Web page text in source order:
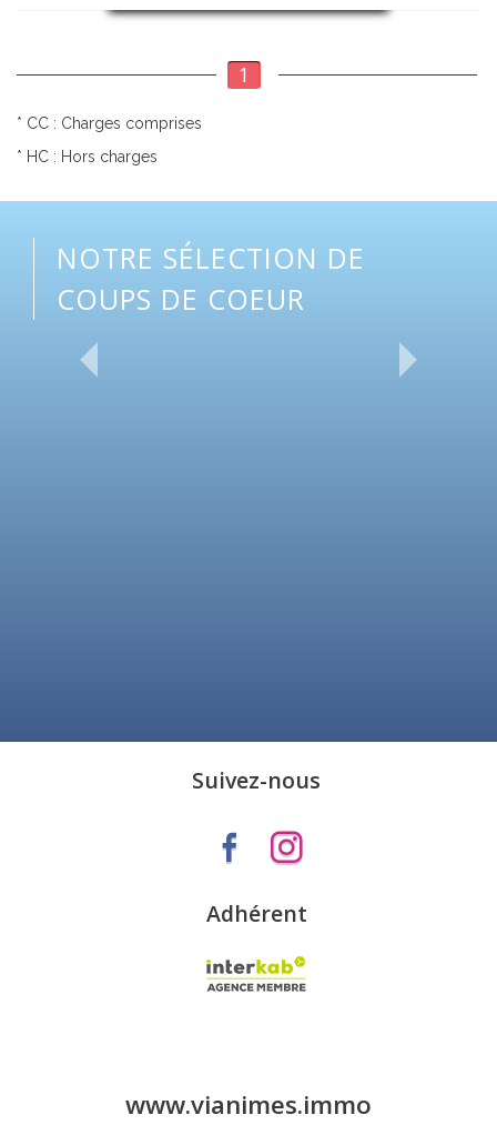
1
* CC : Charges comprises
* HC : Hors charges
NOTRE SÉLECTION DE
COUPS DE COEUR
Suivez-nous
Adhérent
www.vianimes.immo